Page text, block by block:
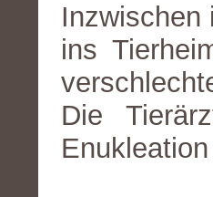
Inzwischen
ins
Die